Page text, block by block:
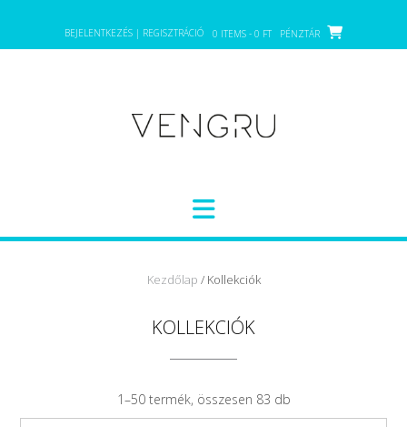
content
BEJELENTKEZÉS | REGISZTRÁCIÓ 0 ITEMS - 0 FT PÉNZTÁR
Kezdőlap / Kollekciók
KOLLEKCIÓK
1–50 termék, összesen 83 db